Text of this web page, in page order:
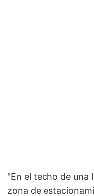
"En el techo de una
zona de